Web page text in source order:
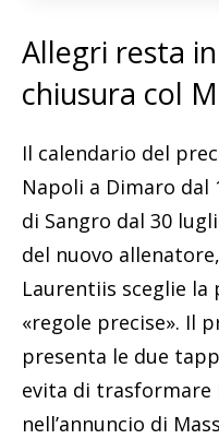
Allegri resta
chiusura col
Il calendario del
Napoli a Dimaro dal
di Sangro dal 30
del nuovo
Laurentiis sceglie la
«regole precise». Il
presenta le due
evita di trasformare
nell’annuncio di